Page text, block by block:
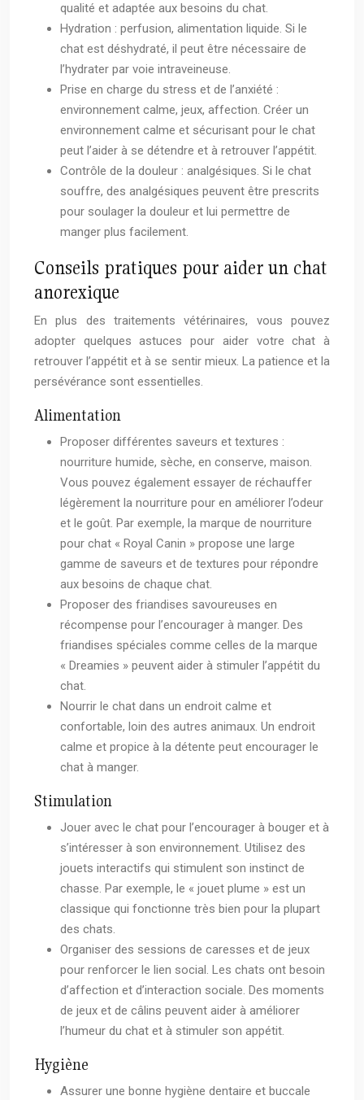
qualité et adaptée aux besoins du chat.
Hydration : perfusion, alimentation liquide. Si le
chat est déshydraté, il peut être nécessaire de
l’hydrater par voie intraveineuse.
Prise en charge du stress et de l’anxiété :
environnement calme, jeux, affection. Créer un
environnement calme et sécurisant pour le chat
peut l’aider à se détendre et à retrouver l’appétit.
Contrôle de la douleur : analgésiques. Si le chat
souffre, des analgésiques peuvent être prescrits
pour soulager la douleur et lui permettre de
manger plus facilement.
Conseils pratiques pour aider un chat
anorexique
En plus des traitements vétérinaires, vous pouvez
adopter quelques astuces pour aider votre chat à
retrouver l’appétit et à se sentir mieux. La patience et la
persévérance sont essentielles.
Alimentation
Proposer différentes saveurs et textures :
nourriture humide, sèche, en conserve, maison.
Vous pouvez également essayer de réchauffer
légèrement la nourriture pour en améliorer l’odeur
et le goût. Par exemple, la marque de nourriture
pour chat « Royal Canin » propose une large
gamme de saveurs et de textures pour répondre
aux besoins de chaque chat.
Proposer des friandises savoureuses en
récompense pour l’encourager à manger. Des
friandises spéciales comme celles de la marque
« Dreamies » peuvent aider à stimuler l’appétit du
chat.
Nourrir le chat dans un endroit calme et
confortable, loin des autres animaux. Un endroit
calme et propice à la détente peut encourager le
chat à manger.
Stimulation
Jouer avec le chat pour l’encourager à bouger et à
s’intéresser à son environnement. Utilisez des
jouets interactifs qui stimulent son instinct de
chasse. Par exemple, le « jouet plume » est un
classique qui fonctionne très bien pour la plupart
des chats.
Organiser des sessions de caresses et de jeux
pour renforcer le lien social. Les chats ont besoin
d’affection et d’interaction sociale. Des moments
de jeux et de câlins peuvent aider à améliorer
l’humeur du chat et à stimuler son appétit.
Hygiène
Assurer une bonne hygiène dentaire et buccale